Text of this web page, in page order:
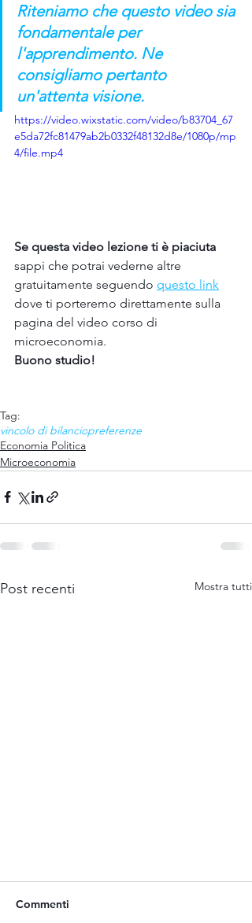
Riteniamo che questo video sia
fondamentale per
l'apprendimento. Ne
consigliamo pertanto
un'attenta visione.
https://video.wixstatic.com/video/b83704_67
e5da72fc81479ab2b0332f48132d8e/1080p/mp
4/file.mp4
Se questa video lezione ti è piaciuta
sappi che potrai vederne altre
gratuitamente seguendo questo link
dove ti porteremo direttamente sulla
pagina del video corso di
microeconomia.
Buono studio!
Tag:
vincolo di bilanciopreferenze
Economia Politica
Microeconomia
Post recenti Mostra tutti
Commenti